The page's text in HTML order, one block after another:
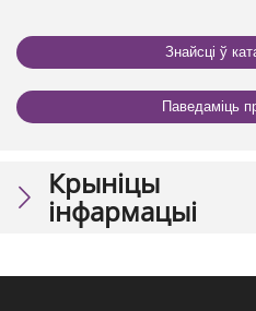
Знайсці ў
Паведаміць
Крыніцы
інфармацыі